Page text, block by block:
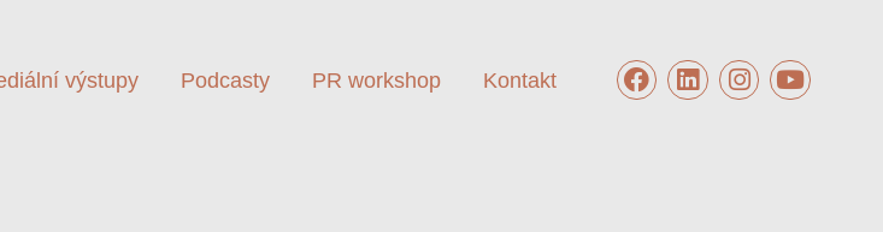
výstupy Podcasty PR workshop Kontakt